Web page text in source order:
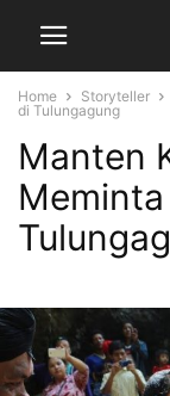
Home Storyteller
di Tulungagung
Manten